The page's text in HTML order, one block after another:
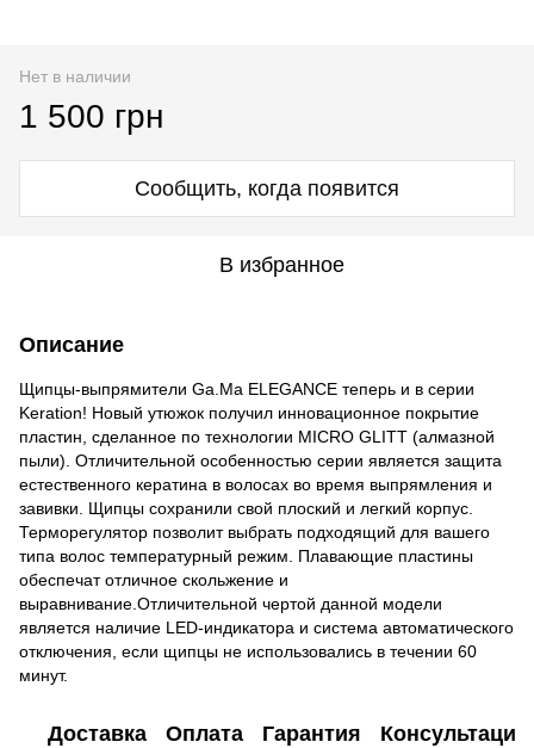
Нет в наличии
1 500 грн
Сообщить, когда появится
В избранное
Описание
Щипцы-выпрямители Ga.Ma ELEGANCE теперь и в серии
Keration! Новый утюжок получил инновационное покрытие
пластин, сделанное по технологии MICRO GLITT (алмазной
пыли). Отличительной особенностью серии является защита
естественного кератина в волосах во время выпрямления и
завивки. Щипцы сохранили свой плоский и легкий корпус.
Терморегулятор позволит выбрать подходящий для вашего
типа волос температурный режим. Плавающие пластины
обеспечат отличное скольжение и
выравнивание.Отличительной чертой данной модели
является наличие LED-индикатора и система автоматического
отключения, если щипцы не использовались в течении 60
минут.
Доставка Оплата Гарантия Консультация